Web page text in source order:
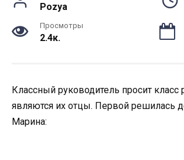
Pozya
Просмотры
2.4к.
Классный руководитель просит класс
являются их отцы. Первой решилась
Марина: